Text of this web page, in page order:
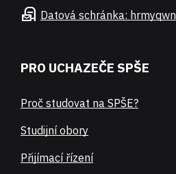
local_post_office Datová schránka: hrmyqwn
PRO UCHAZEČE SPŠE
Proč studovat na SPŠE?
Studijní obory
Přijímací řízení